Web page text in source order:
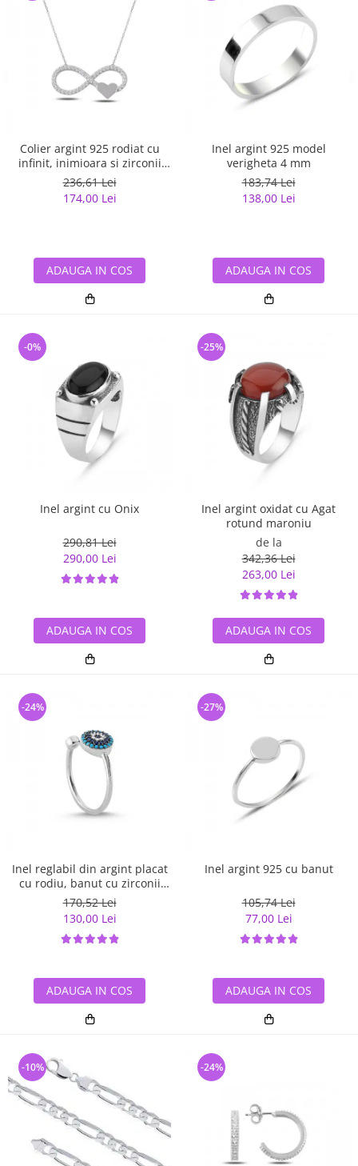
Colier argint 925 rodiat cu
infinit, inimioara si zirconii
albe - Infinite You CTU0067
236,61 Lei
174,00 Lei
ADAUGA IN COS
Inel argint 925 model
verigheta 4 mm
183,74 Lei
138,00 Lei
ADAUGA IN COS
Inel argint cu Onix
290,81 Lei
290,00 Lei
-0%
ADAUGA IN COS
Inel argint oxidat cu Agat
rotund maroniu
de la
342,36 Lei
263,00 Lei
-25%
ADAUGA IN COS
Inel reglabil din argint placat
cu rodiu, banut cu zirconii
albe si albastre
170,52 Lei
130,00 Lei
-24%
ADAUGA IN COS
Inel argint 925 cu banut
105,74 Lei
77,00 Lei
-27%
ADAUGA IN COS
-10% -24%